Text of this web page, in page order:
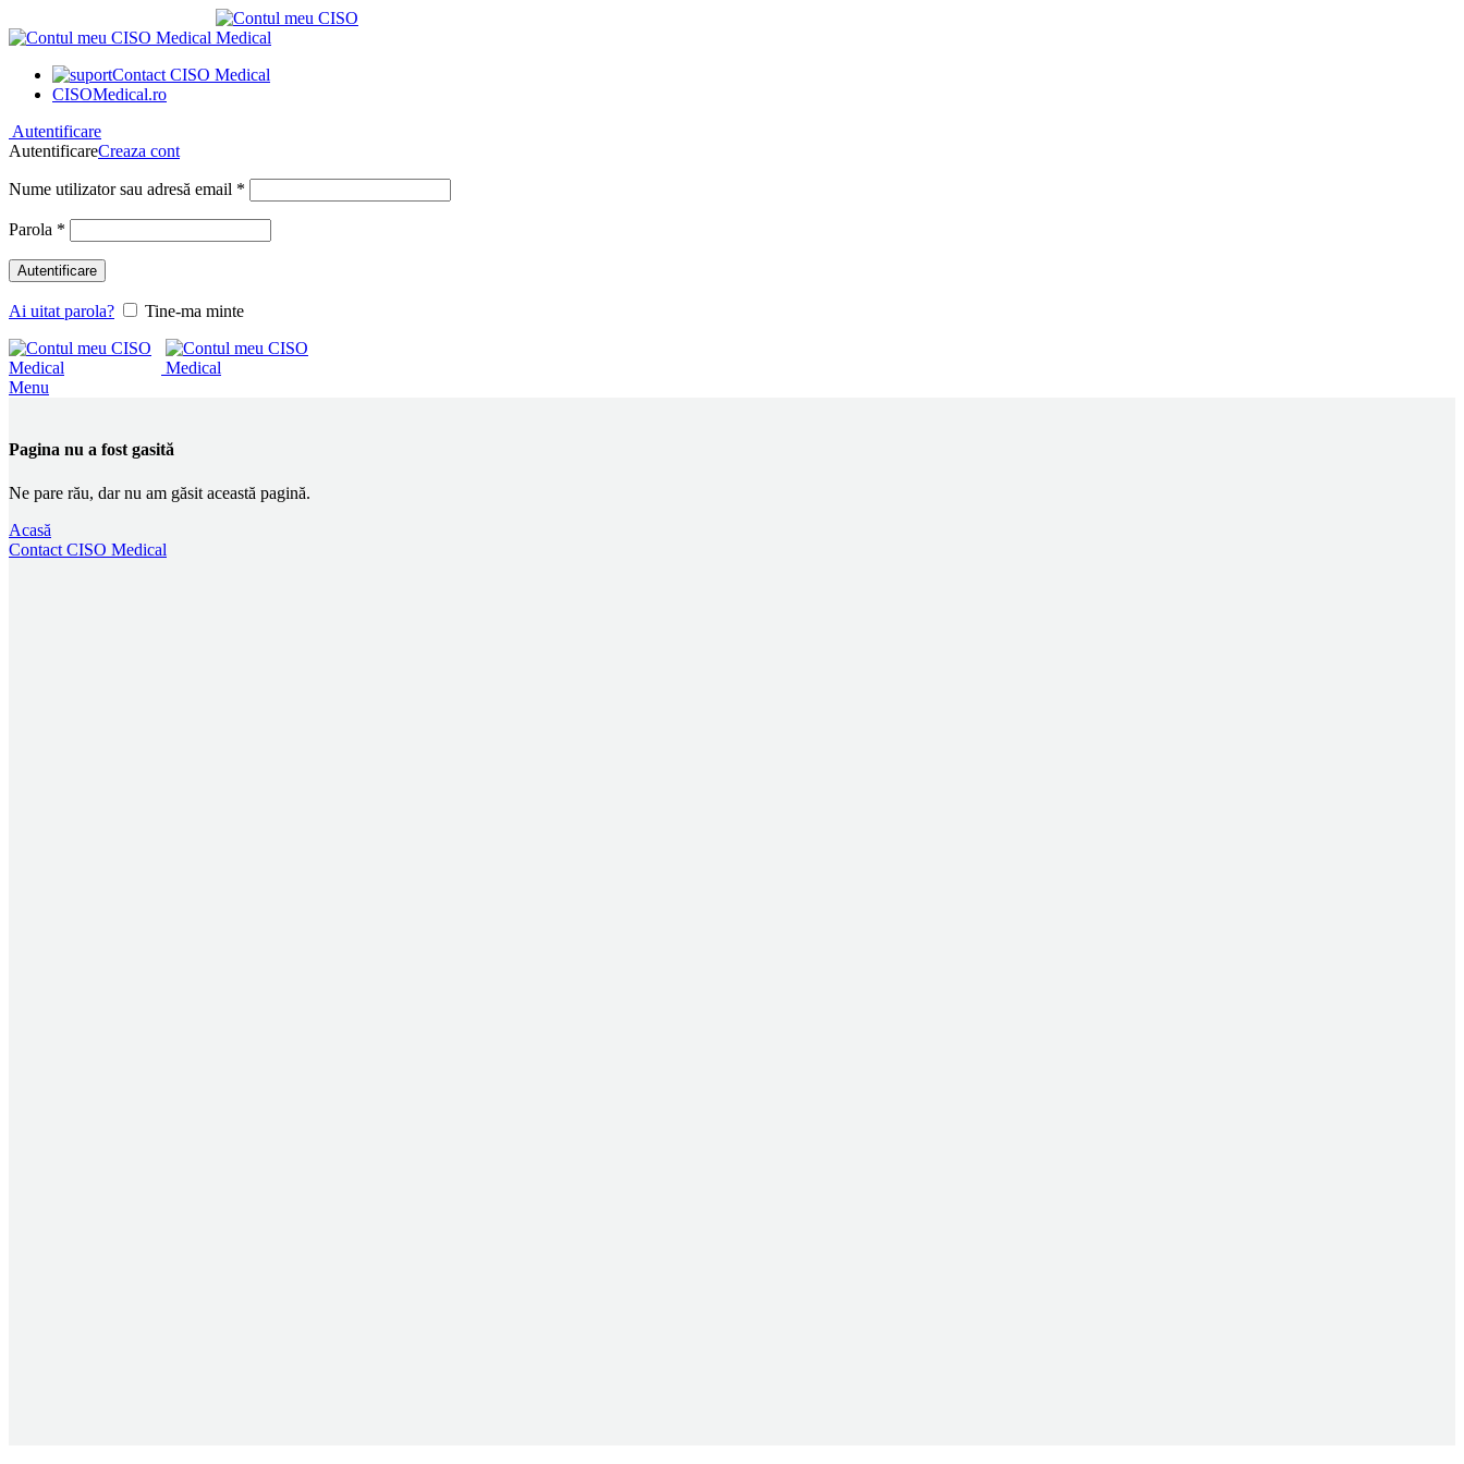
Contact CISO Medical
CISOMedical.ro
Autentificare
AutentificareCreaza cont
Nume utilizator sau adresă email *
Parola *
Autentificare
Ai uitat parola? Tine-ma minte
Menu
Pagina nu a fost gasită
Ne pare rău, dar nu am găsit această pagină.
Acasă
Contact CISO Medical